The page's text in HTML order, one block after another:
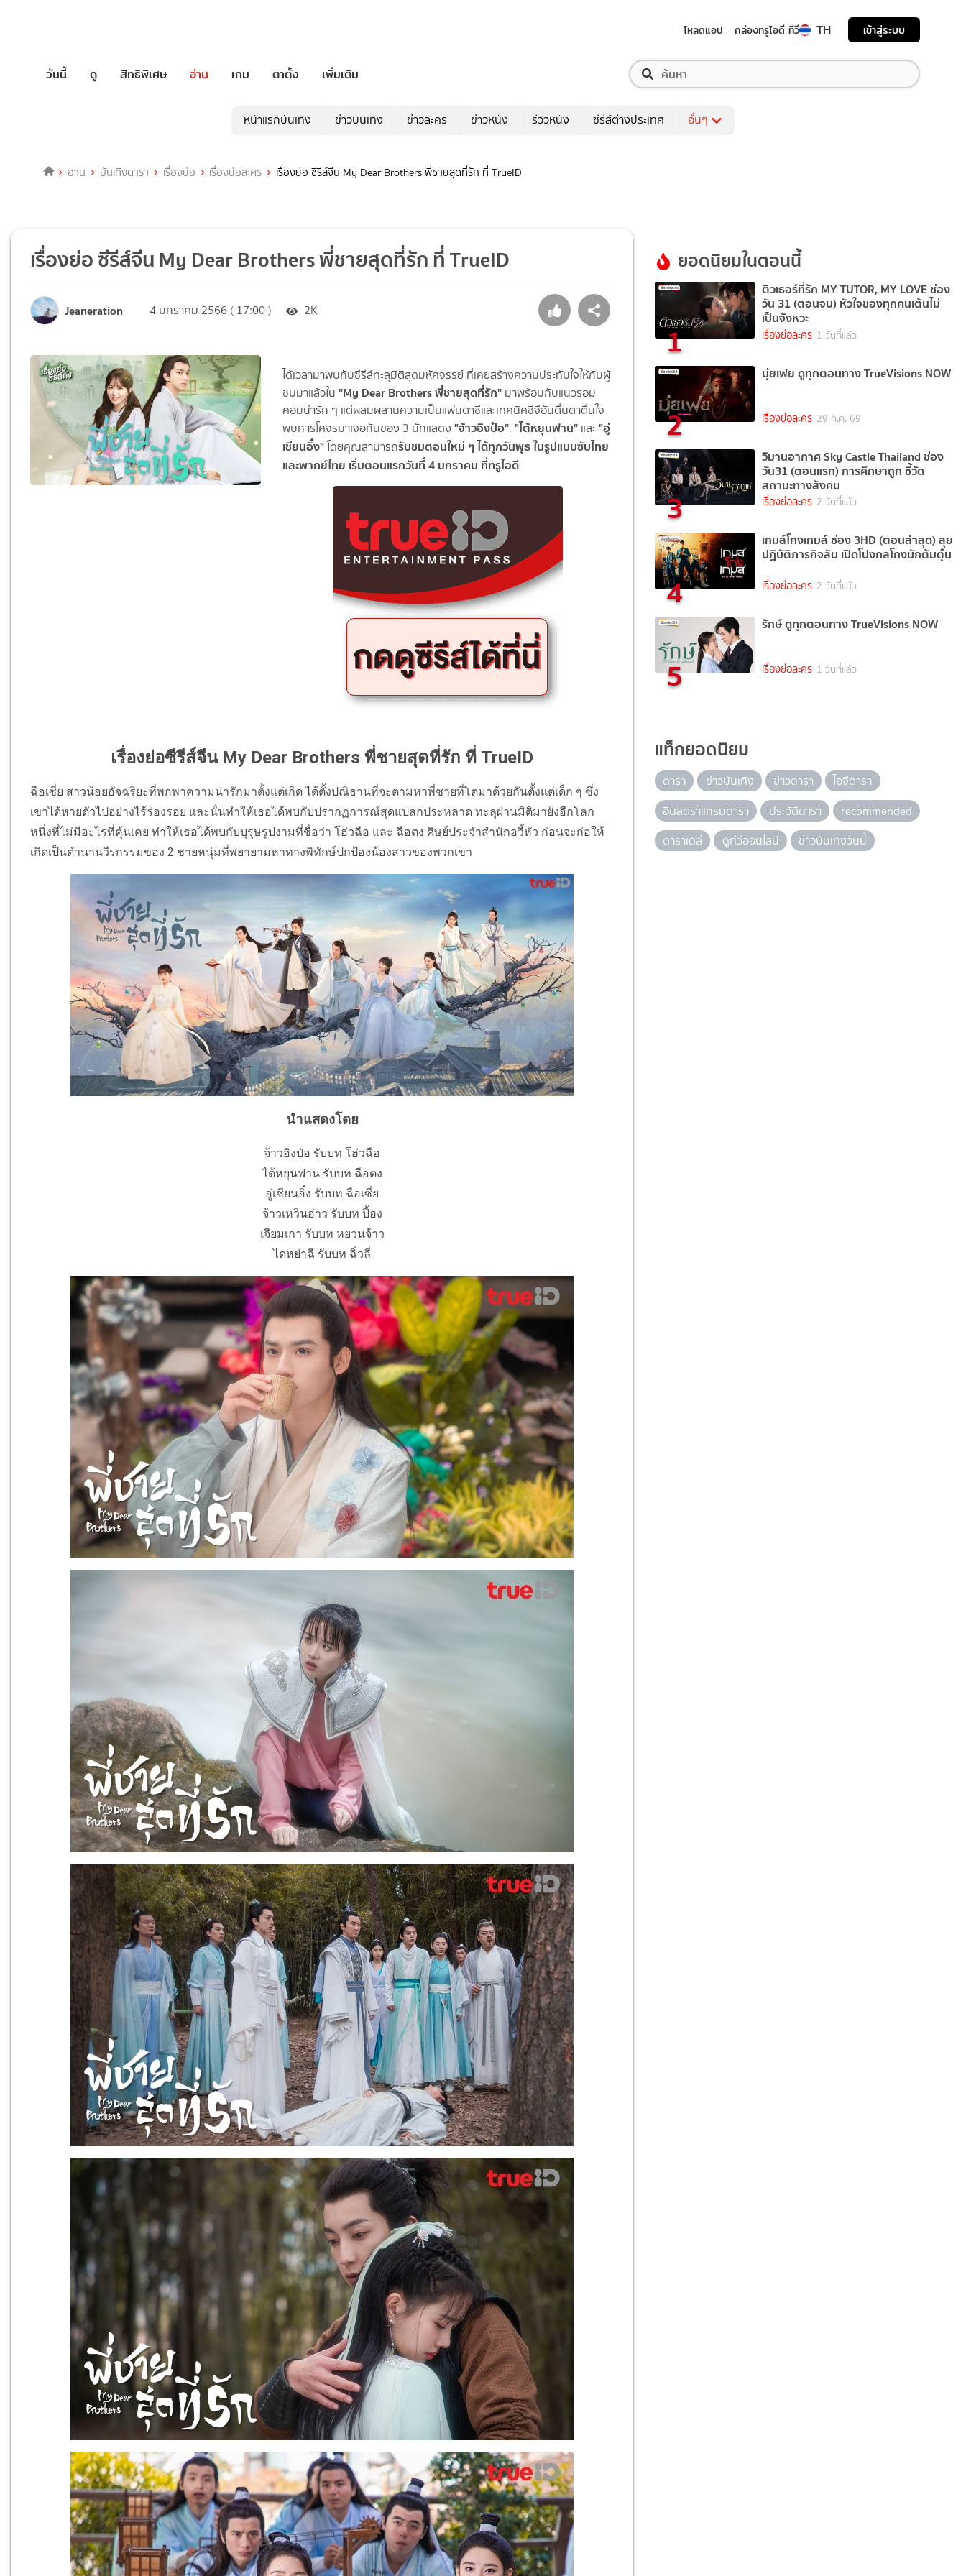
โหลดแอป กล่องทรูไอดี ทีวี TH เข้าสู่ระบบ
วันนี้ ดู สิทธิพิเศษ อ่าน เกม ตาตั้ง เพิ่มเติม
หน้าแรกบันเทิง ข่าวบันเทิง ข่าวละคร ข่าวหนัง รีวิวหนัง ซีรีส์ต่างประเทศ อื่นๆ
อ่าน บันเทิงดารา เรื่องย่อ เรื่องย่อละคร เรื่องย่อ ซีรีส์จีน My Dear Brothers พี่ชายสุดที่รัก ที่ TrueID
เรื่องย่อ ซีรีส์จีน My Dear Brothers พี่ชายสุดที่รัก ที่ TrueID
Jeaneration 4 มกราคม 2566 ( 17:00 ) 2K
ได้เวลามาพบกับซีรีส์ทะลุมิติสุดมหัศจรรย์ ที่เคยสร้างความประทับใจให้กับผู้
ชมมาแล้วใน "My Dear Brothers พี่ชายสุดที่รัก" มาพร้อมกับแนวรอม
คอมน่ารัก ๆ แต่ผสมผสานความเป็นแฟนตาซีและเทคนิคซีจีอันตื่นตาตื่นใจ
พบการโคจรมาเจอกันของ 3 นักแสดง "จ้าวอิงป๋อ", "ไต้หยุนฟาน"และ "อู่
เชียนอิ๋ง"โดยคุณสามารถรับชมตอนใหม่ ๆ ได้ทุกวันพุธ ในรูปแบบซับไทย
และพากย์ไทย เริ่มตอนแรกวันที่ 4 มกราคม ที่ทรูไอดี
เรื่องย่อซีรีส์จีน My Dear Brothers พี่ชายสุดที่รัก ที่ TrueID
ฉือเซี่ย สาวน้อยอัจฉริยะที่พกพาความน่ารักมาตั้งแต่เกิด ได้ตั้งปณิธานที่จะตามหาพี่ชายที่โตมาด้วยกันตั้งแต่เด็ก ๆ ซึ่ง
เขาได้หายตัวไปอย่างไร้ร่องรอย และนั่นทำให้เธอได้พบกับปรากฏการณ์สุดแปลกประหลาด ทะลุผ่านมิติมายังอีกโลก
หนึ่งที่ไม่มีอะไรที่คุ้นเคย ทำให้เธอได้พบกับบุรุษรูปงามที่ชื่อว่า โฮ่วฉือ และ ฉือตง ศิษย์ประจำสำนักอวี้หัว ก่อนจะก่อให้
เกิดเป็นตำนานวีรกรรมของ 2 ชายหนุ่มที่พยายามหาทางพิทักษ์ปกป้องน้องสาวของพวกเขา
นำแสดงโดย
จ้าวอิงป๋อ รับบท โฮ่วฉือ
ไต้หยุนฟาน รับบท ฉือตง
อู่เชียนอิ๋ง รับบท ฉือเซี่ย
จ้าวเหวินฮ่าว รับบท ปี้ฮง
เจียมเกา รับบท หยวนจ้าว
ไดหย่าฉี รับบท ฉิ่วลี่
ยอดนิยมในตอนนี้
1
ติวเธอร์ที่รัก MY TUTOR, MY LOVE ช่อง
วัน 31 (ตอนจบ) หัวใจของทุกคนเต้นไม่
เป็นจังหวะ
เรื่องย่อละคร 1 วันที่แล้ว
2
มุ่ยเฟย ดูทุกตอนทาง TrueVisions NOW
เรื่องย่อละคร 29 ก.ค. 69
3
วิมานอากาศ Sky Castle Thailand ช่อง
วัน31 (ตอนแรก) การศึกษาถูก ชี้วัด
สถานะทางสังคม
เรื่องย่อละคร 2 วันที่แล้ว
4
เกมส์โกงเกมส์ ช่อง 3HD (ตอนล่าสุด) ลุย
ปฏิบัติภารกิจลับ เปิดโปงกลโกงนักต้มตุ๋น
เรื่องย่อละคร 2 วันที่แล้ว
5
รักษ์ ดูทุกตอนทาง TrueVisions NOW
เรื่องย่อละคร 1 วันที่แล้ว
แท็กยอดนิยม
ดารา ข่าวบันเทิง ข่าวดารา
ไอจีดารา
อินสตราแกรมดารา
ประวัติดารา
recommended
ดาราเดลี่
ดูทีวีออนไลน์ ข่าวบันเทิงวันนี้